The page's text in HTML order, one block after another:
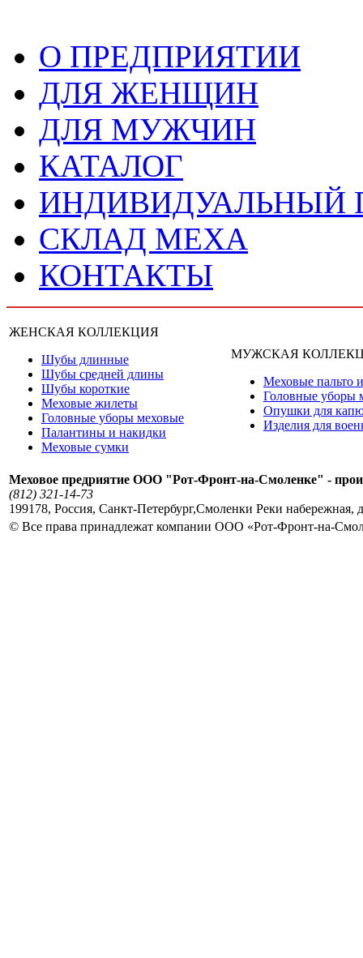
О ПРЕДПРИЯТИИ
ДЛЯ ЖЕНЩИН
ДЛЯ МУЖЧИН
КАТАЛОГ
ИНДИВИДУАЛЬНЫЙ
СКЛАД МЕХА
КОНТАКТЫ
ЖЕНСКАЯ КОЛЛЕКЦИЯ
Шубы длинные
Шубы средней длины
Шубы короткие
Меховые жилеты
Головные уборы меховые
Палантины и накидки
Меховые сумки
МУЖСКАЯ
Меховые пальто
Головные уборы
Опушки для
Изделия для
Меховое предриятие ООО "Рот-Фронт-на-Смоленке" -
(812) 321-14-73
199178, Россия, Санкт-Петербург,Смоленки Реки набережная,
© Все права принадлежат компании ООО «Рот-Фронт-на-